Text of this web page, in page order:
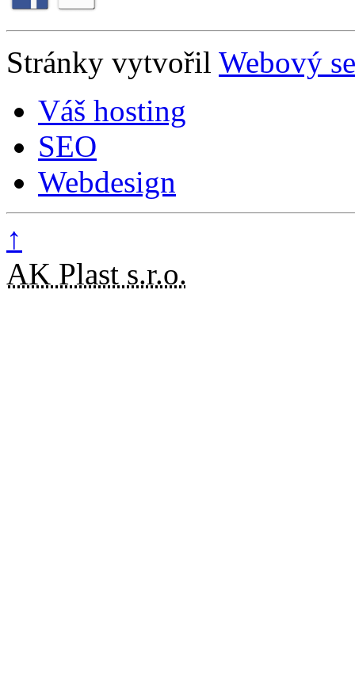
Stránky vytvořil Webový
Váš hosting
SEO
Webdesign
↑
AK Plast s.r.o.